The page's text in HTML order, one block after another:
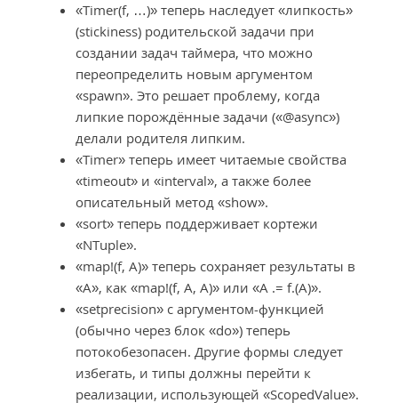
«Timer(f, …)» теперь наследует «липкость»
(stickiness) родительской задачи при
создании задач таймера, что можно
переопределить новым аргументом
«spawn». Это решает проблему, когда
липкие порождённые задачи («@async»)
делали родителя липким.
«Timer» теперь имеет читаемые свойства
«timeout» и «interval», а также более
описательный метод «show».
«sort» теперь поддерживает кортежи
«NTuple».
«map!(f, A)» теперь сохраняет результаты в
«A», как «map!(f, A, A)» или «A .= f.(A)».
«setprecision» с аргументом-функцией
(обычно через блок «do») теперь
потокобезопасен. Другие формы следует
избегать, и типы должны перейти к
реализации, использующей «ScopedValue».